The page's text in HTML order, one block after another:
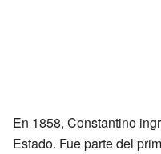
En 1858, Constantino
Estado. Fue parte del